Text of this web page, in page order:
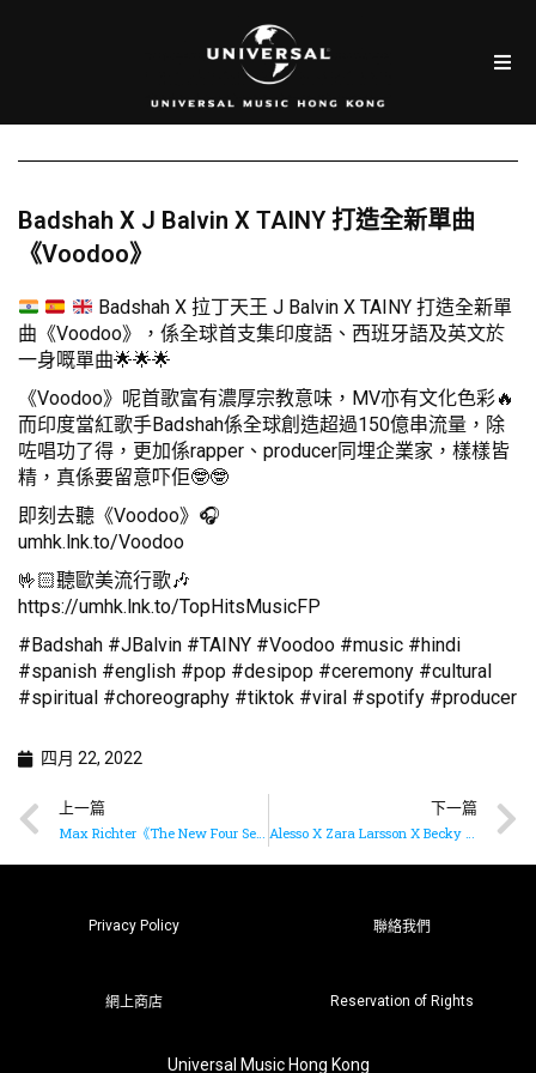
Badshah X J Balvin X TAINY 打造全新單曲
《Voodoo》
Badshah X 拉丁天王 J Balvin X TAINY 打造全新單
曲《Voodoo》，係全球首支集印度語、西班牙語及英文於
一身嘅單曲🌟🌟🌟
《Voodoo》呢首歌富有濃厚宗教意味，MV亦有文化色彩🔥
而印度當紅歌手Badshah係全球創造超過150億串流量，除
咗唱功了得，更加係rapper、producer同埋企業家，樣樣皆
精，真係要留意吓佢🤓🤓
即刻去聽《Voodoo》🎧
umhk.lnk.to/Voodoo
🤟🏻聽歐美流行歌🎶
https://umhk.lnk.to/TopHitsMusicFP
#Badshah #JBalvin #TAINY #Voodoo #music #hindi
#spanish #english #pop #desipop #ceremony #cultural
#spiritual #choreography #tiktok #viral #spotify #producer
四月 22, 2022
上一篇
Max Richter《The New Four Seasons》即將推出
下一篇
Alesso X Zara Larsson X Becky Hill打造節奏舞曲《Words (feat. Zara Larsson)》
Privacy Policy 聯絡我們
網上商店 Reservation of Rights
Universal Music Hong Kong